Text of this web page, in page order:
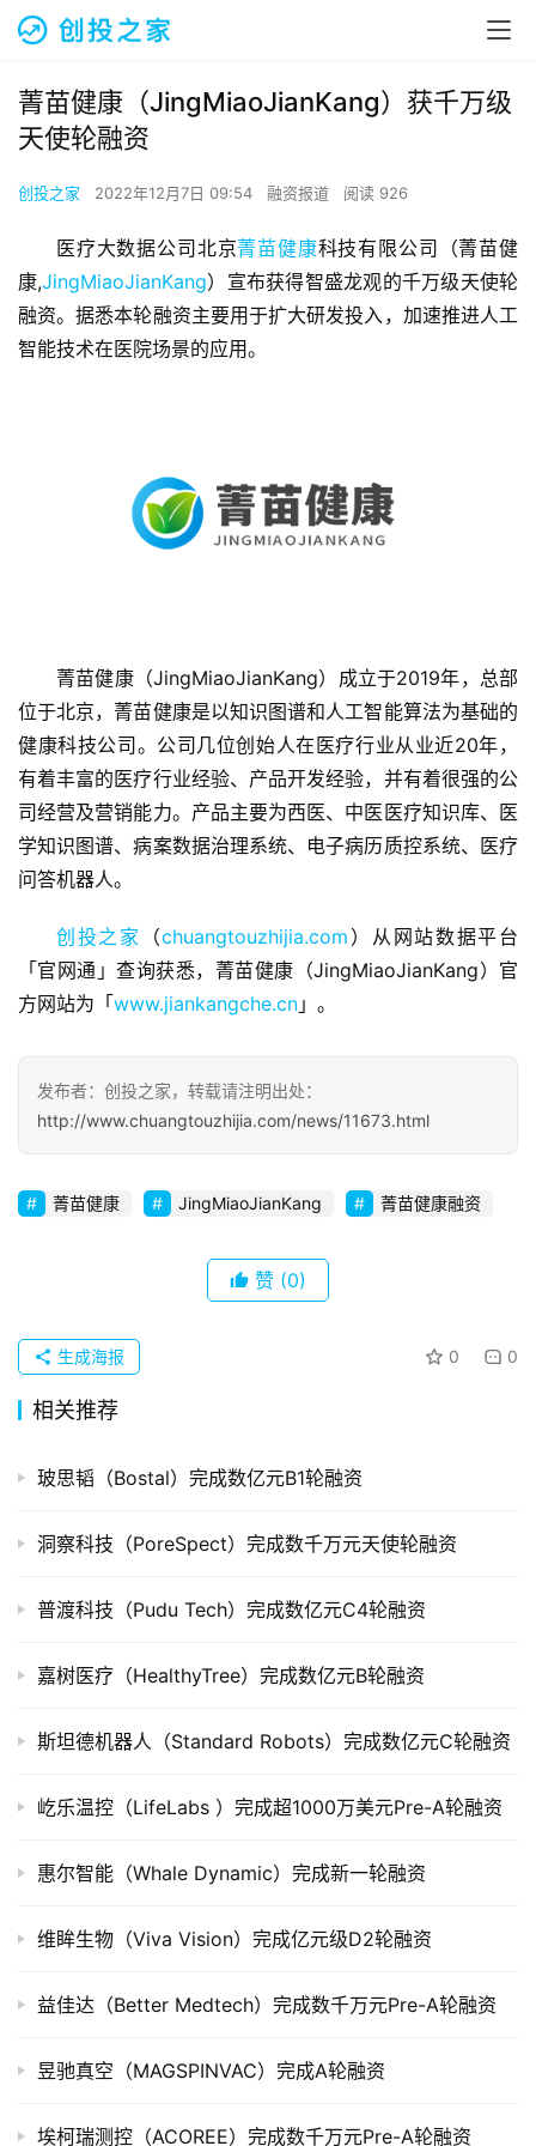
首
页
融
资
报
道
商
业
观
初
业
布
并
重
司
上
投
据
创
学
投稿
菁苗健康（JingMiaoJianKang）获千万级
天使轮融资
创投之家 2022年12月7日 09:54 融资报道 阅读 926
医疗大数据公司北京菁苗健康科技有限公司（菁苗健
康,JingMiaoJianKang）宣布获得智盛龙观的千万级天使轮
融资。据悉本轮融资主要用于扩大研发投入，加速推进人工
智能技术在医院场景的应用。
菁苗健康（JingMiaoJianKang）成立于2019年，总部
位于北京，菁苗健康是以知识图谱和人工智能算法为基础的
健康科技公司。公司几位创始人在医疗行业从业近20年，
有着丰富的医疗行业经验、产品开发经验，并有着很强的公
司经营及营销能力。产品主要为西医、中医医疗知识库、医
学知识图谱、病案数据治理系统、电子病历质控系统、医疗
问答机器人。
创投之家 （chuangtouzhijia.com ）从网站数据平台
「官网通」查询获悉，菁苗健康（JingMiaoJianKang）官
方网站为「www.jiankangche.cn 」。
发布者：创投之家，转载请注明出处：
http://www.chuangtouzhijia.com/news/11673.html
菁苗健康 JingMiaoJianKang 菁苗健康融资
赞 (0)
0 0
生成海报
相关推荐
玻思韬（Bostal）完成数亿元B1轮融资
洞察科技（PoreSpect）完成数千万元天使轮融资
普渡科技（Pudu Tech）完成数亿元C4轮融资
嘉树医疗（HealthyTree）完成数亿元B轮融资
斯坦德机器人（Standard Robots）完成数亿元C轮融资
屹乐温控（LifeLabs ）完成超1000万美元Pre-A轮融资
惠尔智能（Whale Dynamic）完成新一轮融资
维眸生物（Viva Vision）完成亿元级D2轮融资
益佳达（Better Medtech）完成数千万元Pre-A轮融资
昱驰真空（MAGSPINVAC）完成A轮融资
埃柯瑞测控（ACOREE）完成数千万元Pre-A轮融资